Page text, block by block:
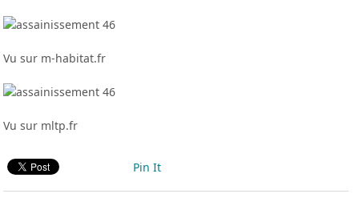
Vu sur m-habitat.fr
Vu sur mltp.fr
Pin It